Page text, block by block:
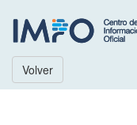
Volver